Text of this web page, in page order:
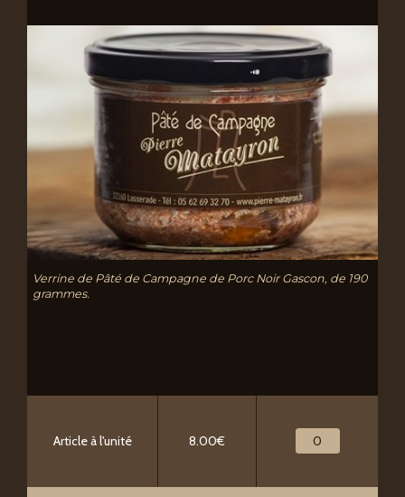
Verrine de Pâté de Campagne de Porc Noir Gascon, de 190
grammes.
Article à l'unité 8.00€